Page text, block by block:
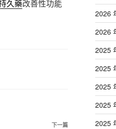
久藥改善性功能
下
下一篇
2026
2026
2025
2025
2025
2025
2025